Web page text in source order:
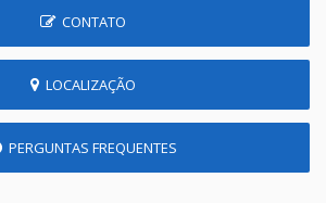
CONTATO
LOCALIZAÇÃO
PERGUNTAS FREQUENTES